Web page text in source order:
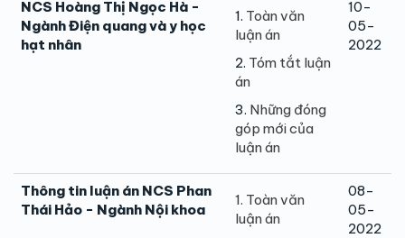
NCS Hoàng Thị Ngọc Hà -
Ngành Điện quang và y học
hạt nhân
1. Toàn văn
luận án
2. Tóm tắt luận
án
3. Những đóng
góp mới của
luận án
10-
05-
2022
Thông tin luận án NCS Phan
Thái Hảo - Ngành Nội khoa
1. Toàn văn
luận án
08-
05-
2022